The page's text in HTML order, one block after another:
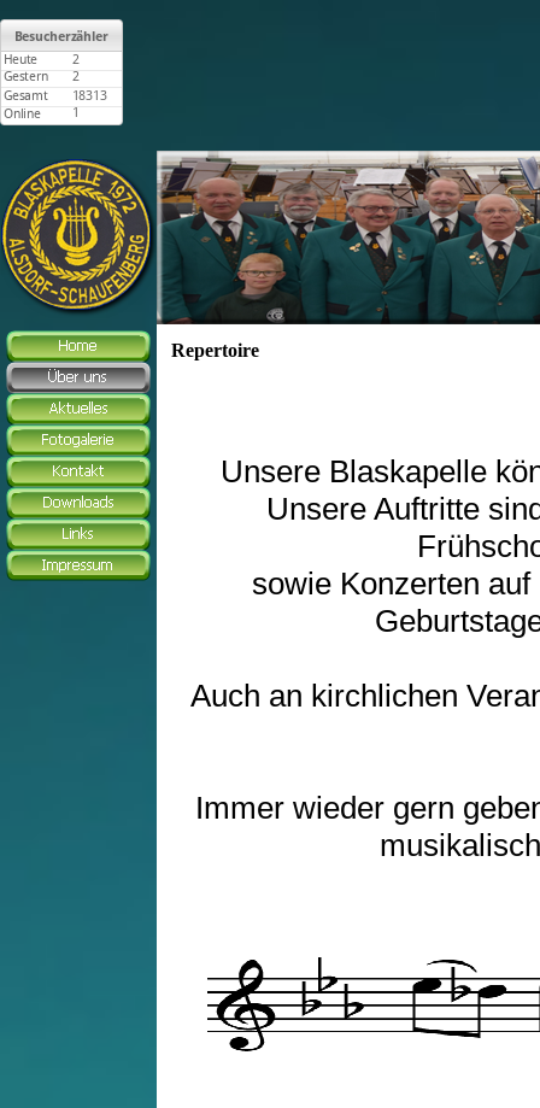
Repertoire
Unsere Blaskapelle
Unsere Auftritte
sowie Konzerten
Auch an kirchlichen
Immer wieder gern